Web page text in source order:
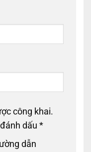
công khai.
dấu *
dẫn